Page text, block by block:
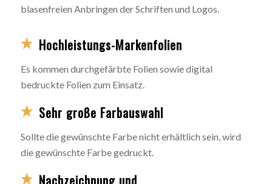
blasenfreien Anbringen der Schriften und Logos.
Hochleistungs-Markenfolien
Es kommen durchgefärbte Folien sowie digital
bedruckte Folien zum Einsatz.
Sehr große Farbauswahl
Sollte die gewünschte Farbe nicht erhältlich sein, wird
die gewünschte Farbe gedruckt.